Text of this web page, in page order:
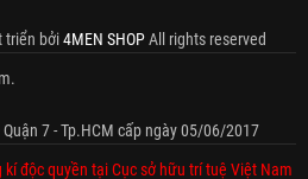
triển bởi4MEN SHOPAll rights reserved
7 - Tp.HCM cấp ngày 05/06/2017
độc quyền tại Cục sở hữu trí tuệ Việt Nam